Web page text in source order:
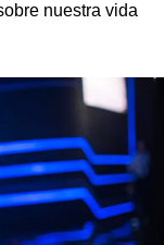
nuestra vida